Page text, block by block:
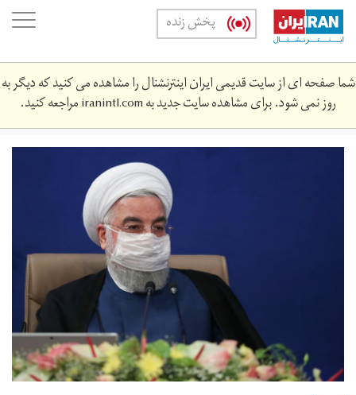
Skip
main
content
پخش زنده
شما صفحه ای از سایت قدیمی ایران اینترنشنال را مشاهده می کنید که دیگر به
روز نمی شود. برای مشاهده سایت جدید بهiranintl.comمراجعه کنید.
rwhny1.jpg